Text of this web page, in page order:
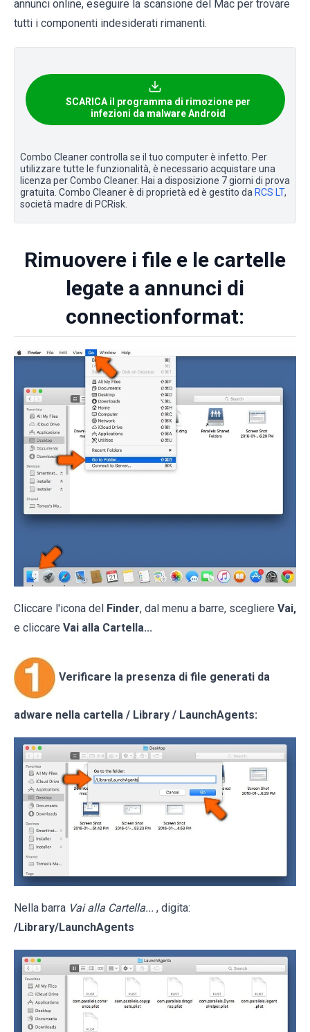
annunci online, eseguire la scansione del Mac per trovare
tutti i componenti indesiderati rimanenti.
SCARICA il programma di rimozione per
infezioni da malware Android
Combo Cleaner controlla se il tuo computer è infetto. Per
utilizzare tutte le funzionalità, è necessario acquistare una
licenza per Combo Cleaner. Hai a disposizione 7 giorni di prova
gratuita. Combo Cleaner è di proprietà ed è gestito da RCS LT,
società madre di PCRisk.
Rimuovere i file e le cartelle
legate a annunci di
connectionformat:
Cliccare l'icona del Finder, dal menu a barre, scegliere Vai,
e cliccare Vai alla Cartella...
Verificare la presenza di file generati da
adware nella cartella / Library / LaunchAgents:
Nella barra Vai alla Cartella... , digita:
/Library/LaunchAgents